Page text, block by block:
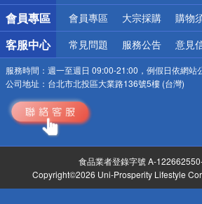
會員專區 會員專區 大宗採購 購物
客服中心 常見問題 服務公告 意見
服務時間： 週一至週日 09:00-21:00，例假日依網站
公司地址： 台北市北投區大業路136號5樓 (台灣)
食品業者登錄字號 A-
Copyright©2026 Uni-Prosperity Lifestyle